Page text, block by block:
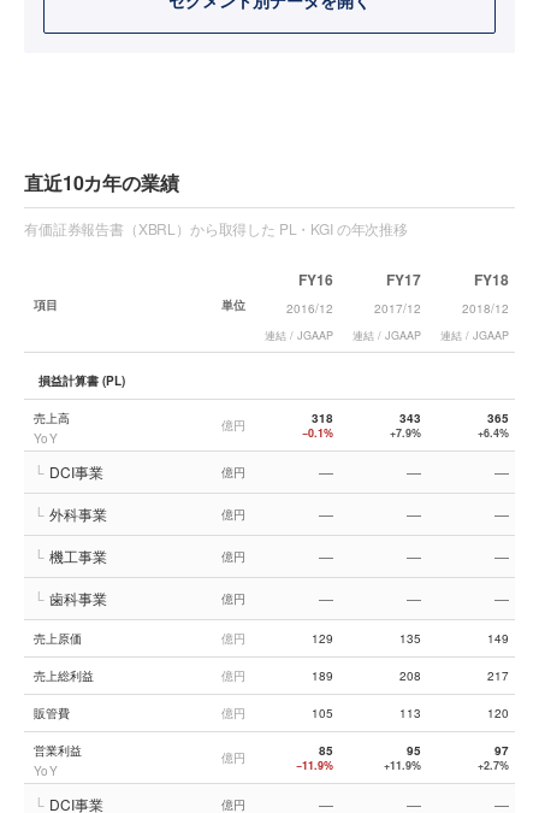
直近10カ年の業績
有価証券報告書（XBRL）から取得した PL・KGI の年次推移
項目 単位
FY16
2016/12
連結 / JGAAP
FY17
2017/12
連結 / JGAAP
FY18
2018/12
連結 / JGAAP
損益計算書 (PL)
売上高
YoY
億円 318
−0.1%
343
+7.9%
365
+6.4%
└ DCI事業 億円 — — —
└ 外科事業 億円 — — —
└ 機工事業 億円 — — —
└ 歯科事業 億円 — — —
売上原価 億円 129 135 149
売上総利益 億円 189 208 217
販管費 億円 105 113 120
営業利益
YoY
億円 85
−11.9%
95
+11.9%
97
+2.7%
└ DCI事業 億円 — — —